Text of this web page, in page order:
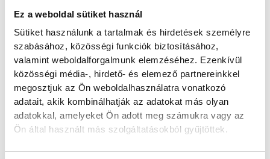
Ez a weboldal sütiket használ
Sütiket használunk a tartalmak és hirdetések személyre
szabásához, közösségi funkciók biztosításához,
valamint weboldalforgalmunk elemzéséhez. Ezenkívül
közösségi média-, hirdető- és elemező partnereinkkel
megosztjuk az Ön weboldalhasználatra vonatkozó
adatait, akik kombinálhatják az adatokat más olyan
adatokkal, amelyeket Ön adott meg számukra vagy az
Ön által használt más szolgáltatásokból gyűjtöttek.
Még nincs itt az idő?
Gerstmár Ferenc, veszprémi
önkormányzati képviselő
gondolatébresztő írása a
önkormányzati rendszer
átalakításáról.